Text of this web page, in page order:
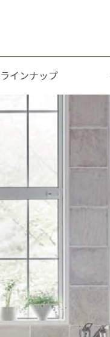
インナップ